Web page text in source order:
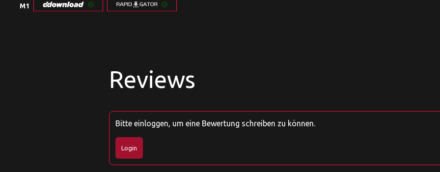
M1
Reviews
Bitte einloggen, um eine Bewertung schreiben zu können.
Login